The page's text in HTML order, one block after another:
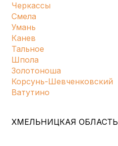
Черкассы
Смела
Умань
Канев
Тальное
Шпола
Золотоноша
Корсунь-Шевченковский
Ватутино
ХМЕЛЬНИЦКАЯ ОБЛАСТЬ